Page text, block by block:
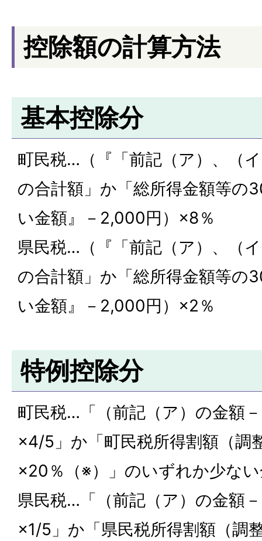
控除額の計算方法
基本控除分
町民税…（『「前記（ア）、（
の合計額」か「総所得金額等の
い金額』－2,000円）×8％
県民税…（『「前記（ア）、（
の合計額」か「総所得金額等の
い金額』－2,000円）×2％
特例控除分
町民税…「（前記（ア）の金額
×4/5」か「町民税所得割額（調
×20％（※）」のいずれか少な
県民税…「（前記（ア）の金額
×1/5」か「県民税所得割額（調